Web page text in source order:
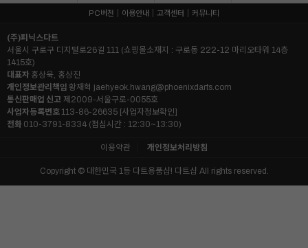
PC버전 이용안내 고객센터 커뮤니티
(주)피닉스다트
서울시 구로구 디지털로26길 111 (쇼핑몰소재지 : 구로동 222-12 마리오타워 14층
1415호)
대표자 홍상욱, 홍상진
개인정보관리책임 황재혁 jaehyeok.hwang@phoenixdarts.com
통신판매업 신고 제2009-서울구로-0055호
사업자등록번호 113-86-26635 [사업자정보확인]
전화 010-3791-8334 (점심시간 : 12:30~13:30)
이용약관 개인정보처리방침
Copyright © 대한민국 1등 다트용품샵! 다트샵 All rights reserved.